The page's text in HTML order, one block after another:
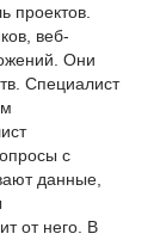
проектов.
веб-
Они
Специалист
с
данные,
от него. В